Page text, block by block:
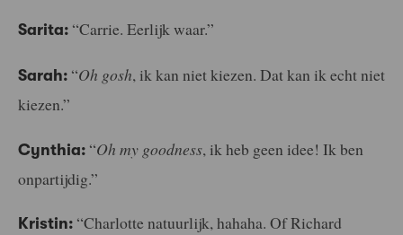
Sarita: “Carrie. Eerlijk waar.”
Sarah: “Oh gosh, ik kan niet kiezen. Dat kan ik echt niet
kiezen.”
Cynthia: “Oh my goodness, ik heb geen idee! Ik ben
onpartijdig.”
Kristin: “Charlotte natuurlijk, hahaha. Of Richard